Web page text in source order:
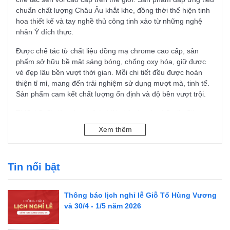
chuẩn chất lượng Châu Âu khắt khe, đồng thời thể hiện tinh
hoa thiết kế và tay nghề thủ công tinh xảo từ những nghệ
nhân Ý đích thực.
Được chế tác từ chất liệu đồng mạ chrome cao cấp, sản
phẩm sở hữu bề mặt sáng bóng, chống oxy hóa, giữ được
vẻ đẹp lâu bền vượt thời gian. Mỗi chi tiết đều được hoàn
thiện tỉ mỉ, mang đến trải nghiệm sử dụng mượt mà, tinh tế.
Sản phẩm cam kết chất lượng ổn định và độ bền vượt trội.
49029CR dễ dàng kết hợp với các mẫu lavabo, tạo điểm
nhấn hoàn hảo cho không gian phòng tắm, từ nhà ở hiện đại
Thông tin sản phẩm
Bộ sưu tập: Design
Dòng sản phẩm: Slim
Xem thêm
Tin nổi bật
Thông báo lịch nghỉ lễ Giỗ Tổ Hùng Vương
và 30/4 - 1/5 năm 2026